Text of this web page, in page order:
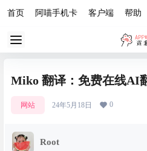
首页 阿喵手机卡 客户端 帮助
Miko 翻译：免费在线AI
网站 24年5月18日 0
Root